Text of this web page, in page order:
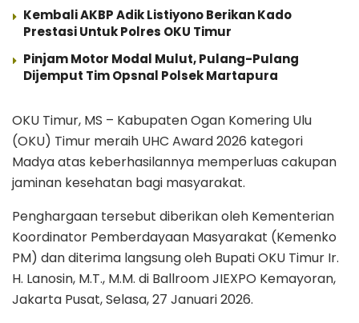
Kembali AKBP Adik Listiyono Berikan Kado
Prestasi Untuk Polres OKU Timur
Pinjam Motor Modal Mulut, Pulang-Pulang
Dijemput Tim Opsnal Polsek Martapura
OKU Timur, MS – Kabupaten Ogan Komering Ulu
(OKU) Timur meraih UHC Award 2026 kategori
Madya atas keberhasilannya memperluas cakupan
jaminan kesehatan bagi masyarakat.
Penghargaan tersebut diberikan oleh Kementerian
Koordinator Pemberdayaan Masyarakat (Kemenko
PM) dan diterima langsung oleh Bupati OKU Timur Ir.
H. Lanosin, M.T., M.M. di Ballroom JIEXPO Kemayoran,
Jakarta Pusat, Selasa, 27 Januari 2026.